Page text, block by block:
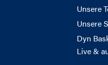
Unsere
Unsere
Dyn
Live &